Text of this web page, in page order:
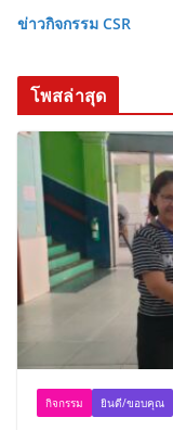
ข่าวกิจกรรม CSR
โพสล่าสุด
กิจกรรม ยินดี/ขอบคุณ